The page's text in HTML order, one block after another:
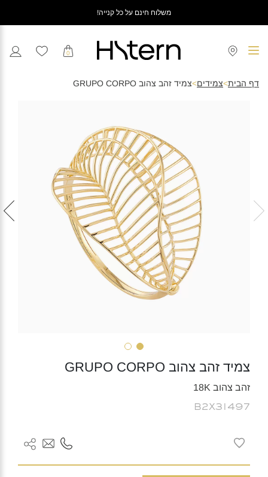
משלוח חינם על כל קנייה!
0
דף הבית>צמידים>צמיד זהב צהוב GRUPO CORPO
צמיד זהב צהוב GRUPO CORPO
זהב צהוב 18K
B2X31497